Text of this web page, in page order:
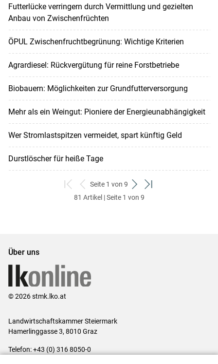
Futterlücke verringern durch Vermittlung und gezielten
Anbau von Zwischenfrüchten
ÖPUL Zwischenfruchtbegrünung: Wichtige Kriterien
Agrardiesel: Rückvergütung für reine Forstbetriebe
Biobauern: Möglichkeiten zur Grundfutterversorgung
Mehr als ein Weingut: Pioniere der Energieunabhängigkeit
Wer Stromlastspitzen vermeidet, spart künftig Geld
Durstlöscher für heiße Tage
zum
ersten
zurück
zum
Seite 1 von 9
weiter
zum
zum
81 Artikel | Seite 1 von 9
Über uns
© 2026 stmk.lko.at
Landwirtschaftskammer Steiermark
Hamerlinggasse 3, 8010 Graz
Telefon: +43 (0) 316 8050-0